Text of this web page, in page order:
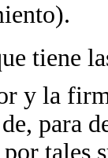
tiene
y la
para
tales